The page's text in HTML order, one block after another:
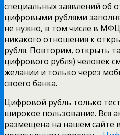
специальных заявлений об
цифровыми рублями
не нужно, в том числе в
никакого отношения к
рубля. Повторим, открыть
цифрового рубля) человек
желании и только через
своего банка.
Цифровой рубль только
широкое пользование. Вся
размещена на нашем сайте